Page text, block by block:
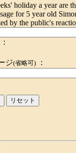
holiday a year are
for 5 year old
by the public's
：
ジ(省略可) ：